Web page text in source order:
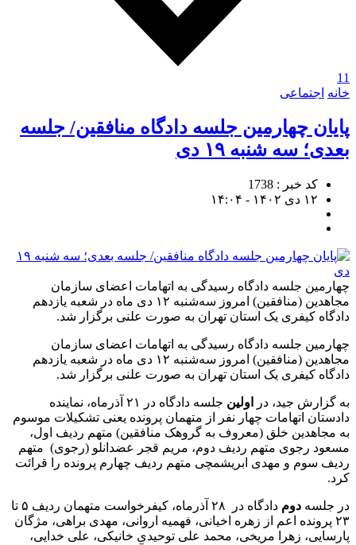
11
خانه اجتماعی
پایان چهارمین جلسه دادگاه منافقین/ جلسه
بعدی؛ سه شنبه ۱۹ دی
کد خبر : 1738
۱۲ دی ۱۴۰۲ - ۱۴:۰۴
چهارمین جلسه دادگاه رسیدگی به اتهامات اعضای سازمان
مجاهدین (منافقین) امروز سه‌شنبه ۱۲ دی ماه در شعبه یازدهم
دادگاه کیفری یک استان تهران به صورت علنی برگزار شد.
چهارمین جلسه دادگاه رسیدگی به اتهامات اعضای سازمان
مجاهدین (منافقین) امروز سه‌شنبه ۱۲ دی ماه در شعبه یازدهم
دادگاه کیفری یک استان تهران به صورت علنی برگزار شد.
به گزارش جید، در اولین
جلسه دادگاه در ۲۱ آذرماه، نماینده
دادستان اتهامات چهار نفر از متهمان پرونده یعنی تشکیلات موسوم
به مجاهدین خلق (معروف به گروهک منافقین) متهم ردیف اول،
مسعود رجوی متهم ردیف دوم، مریم قجر عضدانلو (رجوی) متهم
ردیف سوم و مهدی ابریشمچی متهم ردیف چهارم پرونده را قرائت
کرد.
در جلسه دوم
دادگاه در ۲۸ آذرماه، کیفرخواست متهمان ردیف ۵ تا
۲۳ پرونده اعم از زهره اخیانی، فهمیه اروانی، مهدی براهی، مژگان
پارسایی، زهرا مریخی، محمد علی توحیدی خانیکی، علی خدایی،